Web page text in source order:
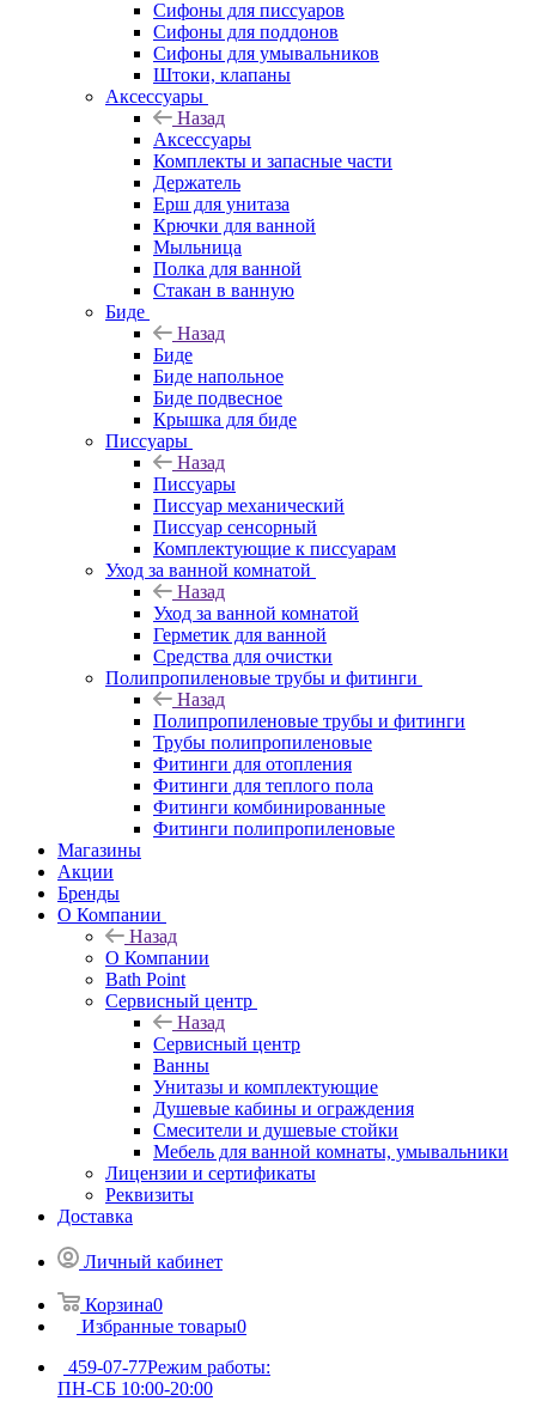
Сифоны для писсуаров
Сифоны для поддонов
Сифоны для умывальников
Штоки, клапаны
Аксессуары
Назад
Аксессуары
Комплекты и запасные части
Держатель
Ерш для унитаза
Крючки для ванной
Мыльница
Полка для ванной
Стакан в ванную
Биде
Назад
Биде
Биде напольное
Биде подвесное
Крышка для биде
Писсуары
Назад
Писсуары
Писсуар механический
Писсуар сенсорный
Комплектующие к писсуарам
Уход за ванной комнатой
Назад
Уход за ванной комнатой
Герметик для ванной
Средства для очистки
Полипропиленовые трубы и фитинги
Назад
Полипропиленовые трубы и фитинги
Трубы полипропиленовые
Фитинги для отопления
Фитинги для теплого пола
Фитинги комбинированные
Фитинги полипропиленовые
Магазины
Акции
Бренды
О Компании
Назад
О Компании
Bath Point
Сервисный центр
Назад
Сервисный центр
Ванны
Унитазы и комплектующие
Душевые кабины и ограждения
Смесители и душевые стойки
Мебель для ванной комнаты, умывальники
Лицензии и сертификаты
Реквизиты
Доставка
Личный кабинет
Корзина0
Избранные товары0
459-07-77Режим работы:
ПН-СБ 10:00-20:00